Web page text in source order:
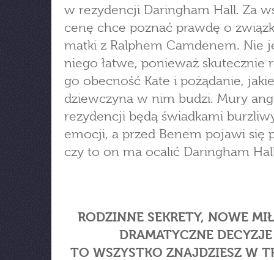
w rezydencji Daringham Hall. Za
cenę chce poznać prawdę o
matki z Ralphem Camdenem. Nie
niego łatwe, ponieważ skutecznie
go obecność Kate i pożądanie, jakie
dziewczyna w nim budzi. Mury
rezydencji będą świadkami
emocji, a przed Benem pojawi się
czy to on ma ocalić Daringham
RODZINNE SEKRETY, NOWE
DRAMATYCZNE DECYZJE
TO WSZYSTKO ZNAJDZIESZ W